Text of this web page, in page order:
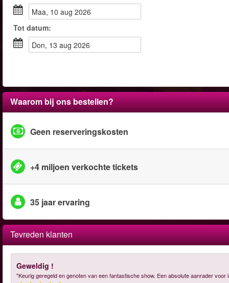
maa, 10 aug 2026
Tot datum:
don, 13 aug 2026
Waarom bij ons bestellen?
Geen reserveringskosten
+4 miljoen verkochte tickets
35 jaar ervaring
Tevreden klanten
Geweldig !
"Keurig geregeld en genoten van een fantastische show. Een absolute aanrader voor